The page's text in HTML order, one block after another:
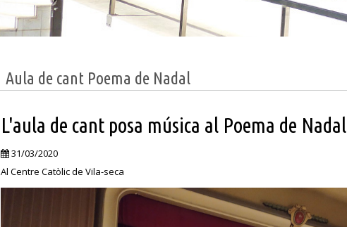
Aula de cant Poema de Nadal
L'aula de cant posa música al Poema de Nadal
31/03/2020
Al Centre Catòlic de Vila-seca